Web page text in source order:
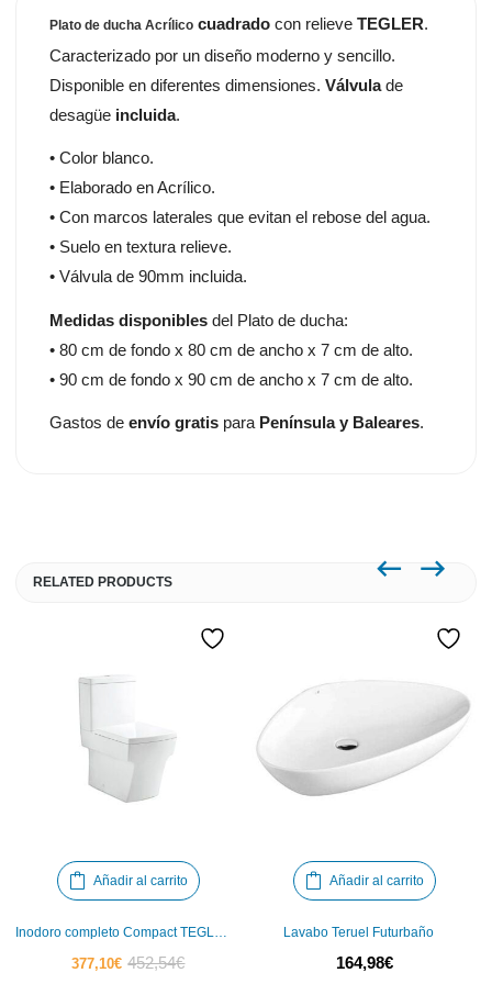
Plato de ducha Acrílico cuadrado con relieveTEGLER.
Caracterizado por un diseño moderno y sencillo.
Disponible en diferentes dimensiones.Válvulade
desagüe incluida.
• Color blanco.
• Elaborado en Acrílico.
• Con marcos laterales que evitan el rebose del agua.
• Suelo en textura relieve.
• Válvula de 90mm incluida.
Medidas disponibles del Plato de ducha:
• 80 cm de fondo x 80 cm de ancho x 7 cm de alto.
• 90 cm de fondo x 90 cm de ancho x 7 cm de alto.
Gastos deenvío gratis para Península y Baleares.
RELATED PRODUCTS
Añadir al carrito
377,10€El452,54€El
Añadir al carrito
Lavabo Teruel Futurbaño
164,98€